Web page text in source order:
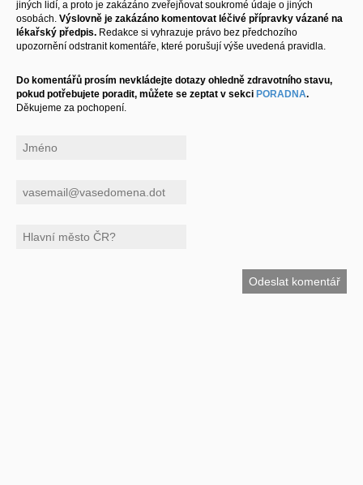
jiných lidí, a proto je zakázáno zveřejňovat soukromé údaje o jiných
osobách. Výslovně je zakázáno komentovat léčivé přípravky vázané na
lékařský předpis. Redakce si vyhrazuje právo bez předchozího
upozornění odstranit komentáře, které porušují výše uvedená pravidla.
Do komentářů prosím nevkládejte dotazy ohledně zdravotního stavu,
pokud potřebujete poradit, můžete se zeptat v sekci PORADNA.
Děkujeme za pochopení.